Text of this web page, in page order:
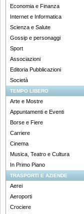
Economia e Finanza
Internet e Informatica
Scienza e Salute
Gossip e personaggi
Sport
Associazioni
Editoria Pubblicazioni
Società
TEMPO LIBERO
Arte e Mostre
Appuntamenti e Eventi
Borse e Fiere
Carriere
Cinema
Musica, Teatro e Cultura
In Primo Piano
TRASPORTI E AZIENDE
Aerei
Aeroporti
Crociere